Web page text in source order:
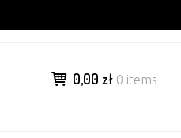
0,00 zł 0 items